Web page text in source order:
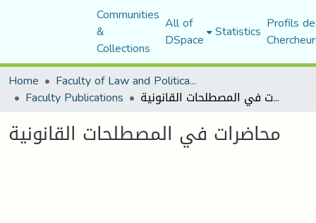
Communities
&
Collections
All of
DSpace Statistics Profils
Home
Faculty of Law and Political Science
Faculty Publications محاضرات في المصطلحات القانونية
محاضرات في المصطلحات القانونية